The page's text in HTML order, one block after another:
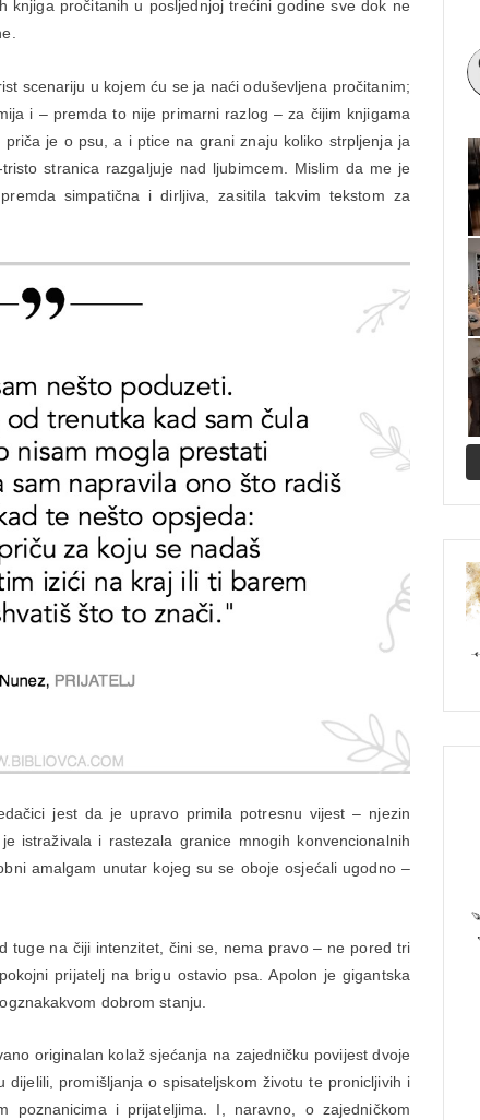
knjiga pročitanih u posljednjoj trećini godine sve dok ne
scenariju u kojem ću se ja naći oduševljena pročitanim;
i – premda to nije primarni razlog – za čijim knjigama
je o psu, a i ptice na grani znaju koliko strpljenja ja
stranica razgaljuje nad ljubimcem. Mislim da me je
premda simpatična i dirljiva, zasitila takvim tekstom za
jest da je upravo primila potresnu vijest – njezin
istraživala i rastezala granice mnogih konvencionalnih
amalgam unutar kojeg su se oboje osjećali ugodno –
tuge na čiji intenzitet, čini se, nema pravo – ne pored tri
prijatelj na brigu ostavio psa. Apolon je gigantska
dobrom stanju.
originalan kolaž sjećanja na zajedničku povijest dvoje
promišljanja o spisateljskom životu te pronicljivih i
poznanicima i prijateljima. I, naravno, o zajedničkom